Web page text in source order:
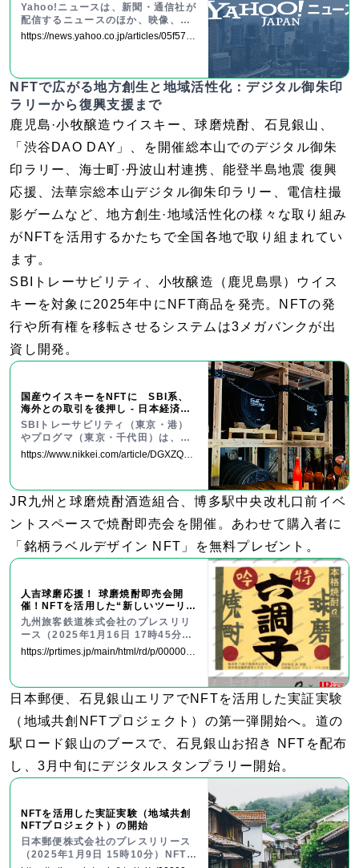
Yahoo!ニュースは、新聞・通信社が
配信するニュースのほか、映像、雑
誌や個人の書き手が執筆する記事な
https://news.yahoo.co.jp/articles/05f57b9
NFTで広がる地方創生と地域活性化：デジタル御朱印
ラリーから復興支援まで
鹿児島·小牧醸造ウイスキー、球磨焼酎、石見銀山、
「渋谷DAO DAY」、を開催総本山でのデジタル御朱
印ラリー、海士町·丹波山村連携、能登半島地震 復興
応援、法華宗総本山デジタル御朱印ラリー、電信柱撮
影ゲームなど、地方創生·地域活性化の様々な取り組み
がNFTを活用するかたちで全国各地で取り組まれてい
ます。
SBIトレーサビリティ、小牧醸造（鹿児島県）ウイス
キーを対象に2025年中にNFT商品を発売。NFTの発
行や所有権を移転させるシステムは3メガバンクが出
資し開発。
国産ウイスキーをNFTに SBI系、
海外との取引を後押し - 日本経済新
聞
SBIトレーサビリティ（東京・港）
やプログマ（東京・千代田）は、時
間の経過とともに価値が上がるウイ
る。手元に実物がなくても保有者で
あると証明でき、日本の特産品など
を国内外の投資家が持ちやすくな
る。NFTはデジタル資産の保有を証
明できる財産的価値（トークン）を
指す。NFTを購入した人は、値上が
https://www.nikkei.com/article/DGXZQOU
JR九州と球磨焼酎酒造組合、博多駅中央改札口前イベ
ントスペースで焼酎即売会を開催。あわせて購入者に
「銘柄ラベルデザイン NFT」を無料プレゼント。
人吉球磨応援！ 球磨焼酎即売会開
催！NFTを活用した“新しいツーリズ
ム”にぜひご参加ください！！
九州旅客鉄道株式会社のプレスリリ
ース（2025年1月16日 17時45分）
人吉球磨応援！ 球磨焼酎即売会開
https://prtimes.jp/main/html/rd/p/0000005
日本郵便、石見銀山エリアでNFTを活用した実証実験
（地域共創NFTプロジェクト）の第一弾開始へ。道の
駅ロード銀山のブースで、石見銀山お招き NFTを配布
し、3月中旬にデジタルスタンプラリー開始。
NFTを活用した実証実験（地域共創
NFTプロジェクト）の開始
日本郵便株式会社のプレスリリース
（2025年1月9日 15時10分）NFTを